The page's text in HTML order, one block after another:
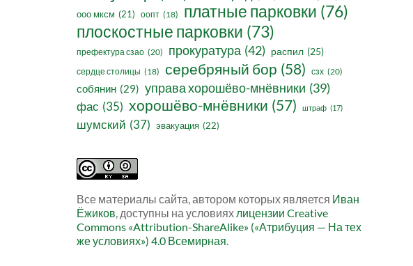
ооо мксм (21) оопт (18) платные парковки (76)
плоскостные парковки (73)
префектура сзао (20) прокуратура (42) распил (25)
сердце столицы (18) серебряный бор (58) сзх (20)
собянин (29) управа хорошёво-мнёвники (39)
фас (35) хорошёво-мнёвники (57) штраф (17)
шумский (37) эвакуация (22)
Все материалы сайта, автором которых является Иван
Ёжиков, доступны на условиях лицензии Creative
Commons «Attribution-ShareAlike» («Атрибуция — На тех
же условиях») 4.0 Всемирная.